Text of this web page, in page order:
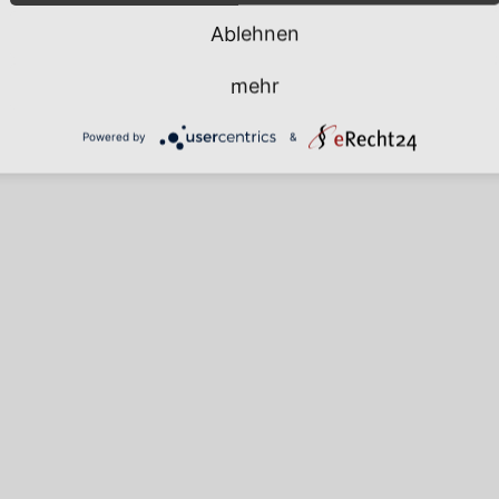
&
Ablehnen
mehr
Powered by &